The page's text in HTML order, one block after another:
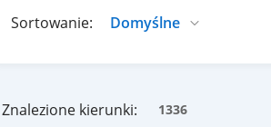
Sortowanie:
Znalezione kierunki: 1336